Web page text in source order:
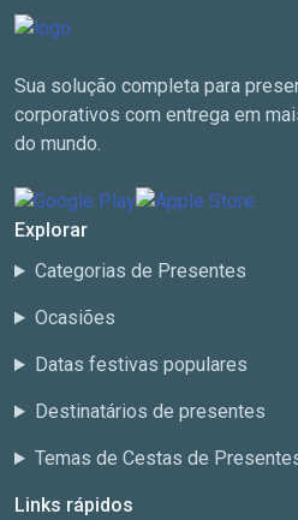
Sua solução completa para
corporativos com entrega em
do mundo.
Explorar
Categorias de Presentes
Ocasiões
Datas festivas populares
Destinatários de presentes
Temas de Cestas de
Links rápidos